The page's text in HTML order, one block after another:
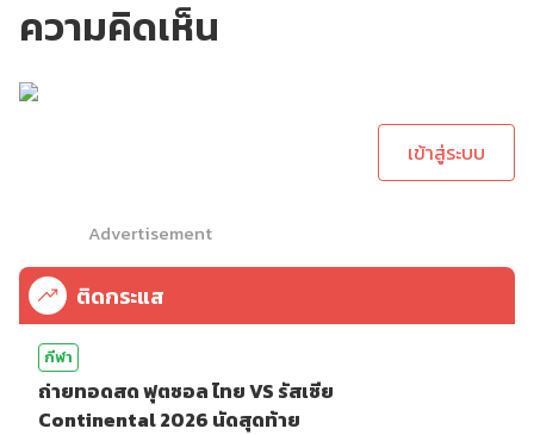
ความคิดเห็น
เข้าสู่ระบบ
Advertisement
ติดกระแส
กีฬา
ถ่ายทอดสด ฟุตซอล ไทย VS รัสเซีย
Continental 2026 นัดสุดท้าย